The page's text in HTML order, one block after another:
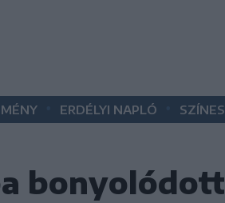
ERDÉLYI NAPLÓ SZÍNES
bonyolódott